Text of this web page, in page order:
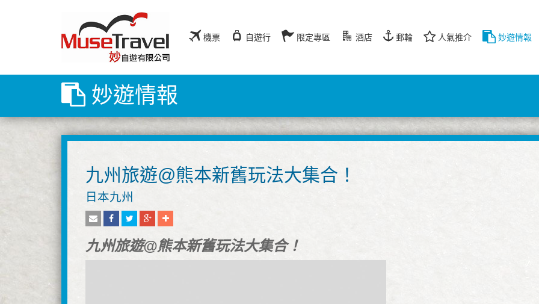
機票 自遊行 限定專區 酒店 郵輪 人氣推介 妙遊情報
妙遊情報
九州旅遊@熊本新舊玩法大集合！
日本九州
九州旅遊@熊本新舊玩法大集合！